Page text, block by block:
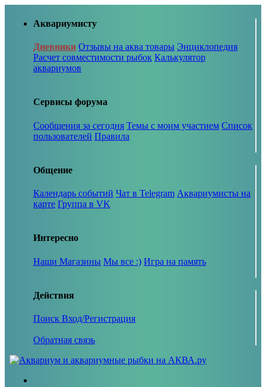
Аквариумисту
Дневники Отзывы на аква товары Энциклопедия
Расчет совместимости рыбок Калькулятор
аквариумов
Сервисы форума
Сообщения за сегодня Темы с моим участием Список
пользователей Правила
Общение
Календарь событий Чат в Telegram Аквариумисты на
карте Группа в VK
Интересно
Наши Магазины Мы все :) Игра на память
Действия
Поиск Вход/Регистрация
Обратная связь